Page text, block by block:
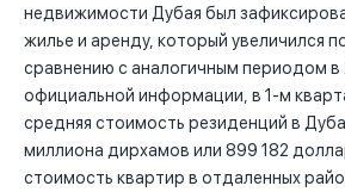
недвижимости Дубая был
жилье и аренду, который увеличился
сравнению с аналогичным периодом в
официальной информации, в 1-м
средняя стоимость резиденций в
миллиона дирхамов или 899 182
стоимость квартир в отдаленных